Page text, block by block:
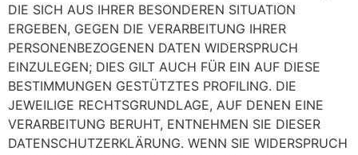
DIE SICH AUS IHRER BESONDEREN SITUATION
ERGEBEN, GEGEN DIE VERARBEITUNG IHRER
PERSONENBEZOGENEN DATEN WIDERSPRUCH
EINZULEGEN; DIES GILT AUCH FÜR EIN AUF DIESE
BESTIMMUNGEN GESTÜTZTES PROFILING. DIE
JEWEILIGE RECHTSGRUNDLAGE, AUF DENEN EINE
VERARBEITUNG BERUHT, ENTNEHMEN SIE DIESER
DATENSCHUTZERKLÄRUNG. WENN SIE WIDERSPRUCH